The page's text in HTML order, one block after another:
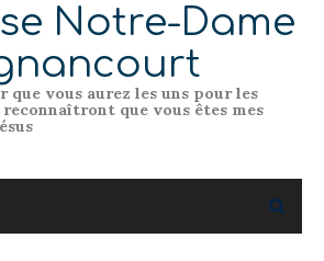
Notre-Dame
que vous aurez les uns pour les
que vous êtes mes